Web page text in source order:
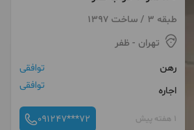
طبقه 3 / ساخت 1397
تهران - ظفر
رهن
توافقی
اجاره
توافقی
1 هفته پیش 091247***72